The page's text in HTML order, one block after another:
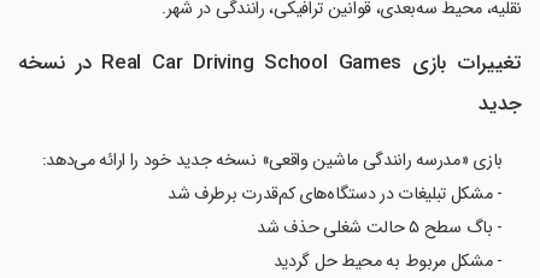
نقلیه، محیط سه‌بعدی، قوانین ترافیکی، رانندگی در شهر.
تغییرات بازی Real Car Driving School Games در نسخه
جدید
بازی «مدرسه رانندگی ماشین واقعی» نسخه جدید خود را ارائه می‌دهد:
- مشکل تبلیغات در دستگاه‌های کم‌قدرت برطرف شد
- باگ سطح ۵ حالت شغلی حذف شد
- مشکل مربوط به محیط حل گردید